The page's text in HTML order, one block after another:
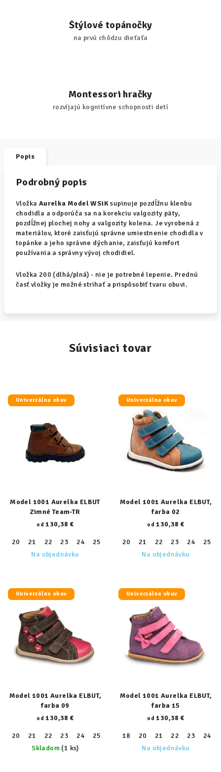
Štýlové topánočky
na prvú chôdzu dieťaťa
Montessori hračky
rozvíjajú kognitívne schopnosti detí
Popis
Podrobný popis
Vložka Aurelka Model WSiKsupinuje pozdĺžnu klenbu
chodidla a odporúča sa na korekciu valgozity päty,
pozdĺžnej plochej nohy a valgozity kolena. Je vyrobená z
materiálov, ktoré zaisťujú správne umiestnenie chodidla v
topánke a jeho správne dýchanie, zaisťujú komfort
používania a správny vývoj chodidiel.
Vložka 200 (dlhá/plná) - nie je potrebné lepenie. Prednú
časť vložky je možné strihať a prispôsobiť tvaru obuvi.
Súvisiaci tovar
Univerzálna obuv
Model 1001 Aurelka ELBUT
Zimné Team-TR
od 130,38 €
20 21 22 23 24 25 27 28 29 30 31
32
Na objednávku
Univerzálna obuv
Model 1001 Aurelka ELBUT,
farba 02
od 130,38 €
20 21 22 23 24 25
Na objednávku
Univerzálna obuv
Model 1001 Aurelka ELBUT,
farba 09
od 130,38 €
20 21 22 23 24 25 27 28 29 30 31
32
Skladom (1 ks)
Univerzálna obuv
Model 1001 Aurelka ELBUT,
farba 15
od 130,38 €
18 20 21 22 23 24
Na objednávku